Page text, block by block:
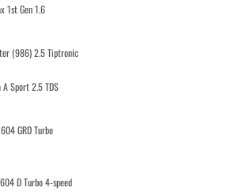
1st Gen 1.6
(986) 2.5 Tiptronic
Sport 2.5 TDS
GRD Turbo
D Turbo 4-speed